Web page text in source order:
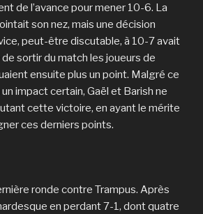
de l’avance pour mener 10-6. La
son nez, mais une décision
peut-être discutable, à 10-7 avait
sortir du match les joueurs de
ensuite plus un point. Malgré ce
impact certain, Gaël et Barish ne
cette victoire, en ayant le mérite
ces derniers points.
ronde contre Trampus. Après
en perdant 7-1, dont quatre